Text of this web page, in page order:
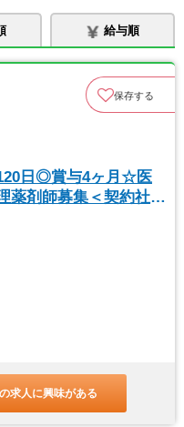
給与順
保存する
日◎賞与4ヶ月☆医
薬剤師募集＜契約社員
求人に興味がある